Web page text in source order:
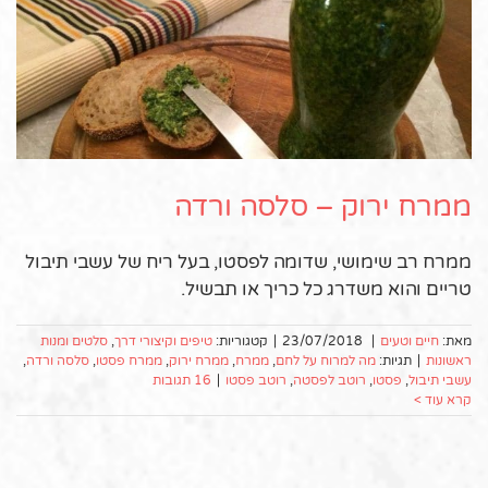
ממרח ירוק – סלסה ורדה
ממרח רב שימושי, שדומה לפסטו, בעל ריח של עשבי תיבול
טריים והוא משדרג כל כריך או תבשיל.
מאת: חיים וטעים 23/07/2018 קטגוריות: טיפים וקיצורי דרך, סלטים ומנות
ראשונות
תגיות: מה למרוח על לחם, ממרח, ממרח ירוק, ממרח פסטו, סלסה ורדה,
עשבי תיבול, פסטו, רוטב לפסטה, רוטב פסטו
16 תגובות
קרא עוד >